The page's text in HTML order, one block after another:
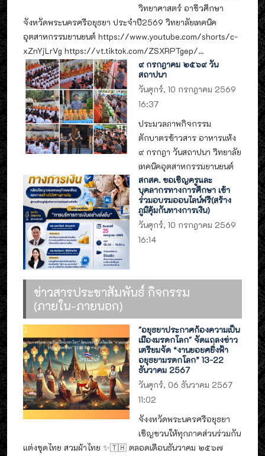
วิทยาศาสตร์ อาชีวศึกษา
จังหวัดพระนครศรีอยุธยา ประจำปี2569 วิทยาลัยเทคนิค
อุตสาหกรรมยานยนต์ https://www.youtube.com/shorts/c-
xZnYjLrVg https://vt.tiktok.com/ZSXRPTgep/...
๙ กรกฎาคม ๒๕๖๙ วัน
สถาปนา
วันศุกร์, 10 กรกฎาคม 2569
16:37
ประมวลภาพกิจกรรม
ตักบาตรข้าวสาร อาหารแห้ง
๙ กรกฎา วันสถาปนา วิทยาลัย
เทคนิคอุตสาหกรรมยานยนต์
สกสค. ขอเชิญครูและ
บุคลากรทางการศึกษา เข้า
ร่วมอบรมออนไลน์ฟรี(สร้าง
ภูมิคุ้มกันทางการเงิน)
วันศุกร์, 10 กรกฎาคม 2569
16:14
ข่าวสารประชาสัมพันธ์ กิจกรรม
(ภายใน-ภายนอก)
"อยุธยาประกาศก้องความเป็น
เมืองมรดกโลก" จัดแถลงข่าว
เตรียมจัด “งานยอยศยิ่งฟ้า
อยุธยามรดกโลก” 13-22
ธันวาคม 2567
วันศุกร์, 06 ธันวาคม 2567
11:02
จังงหวัดพระนครศรีอยุธยา
เชิญชวนให้ทุกภาคส่วนร่วมกัน
แต่งชุดไทย สวมผ้าไทย ✨🇹🇭 ตลอดเดือนธันวาคม ๒๕๖๗